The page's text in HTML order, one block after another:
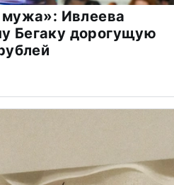
мужа»: Ивлеева
Бегаку дорогущую